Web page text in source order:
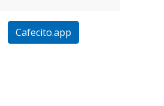
Cafecito.app